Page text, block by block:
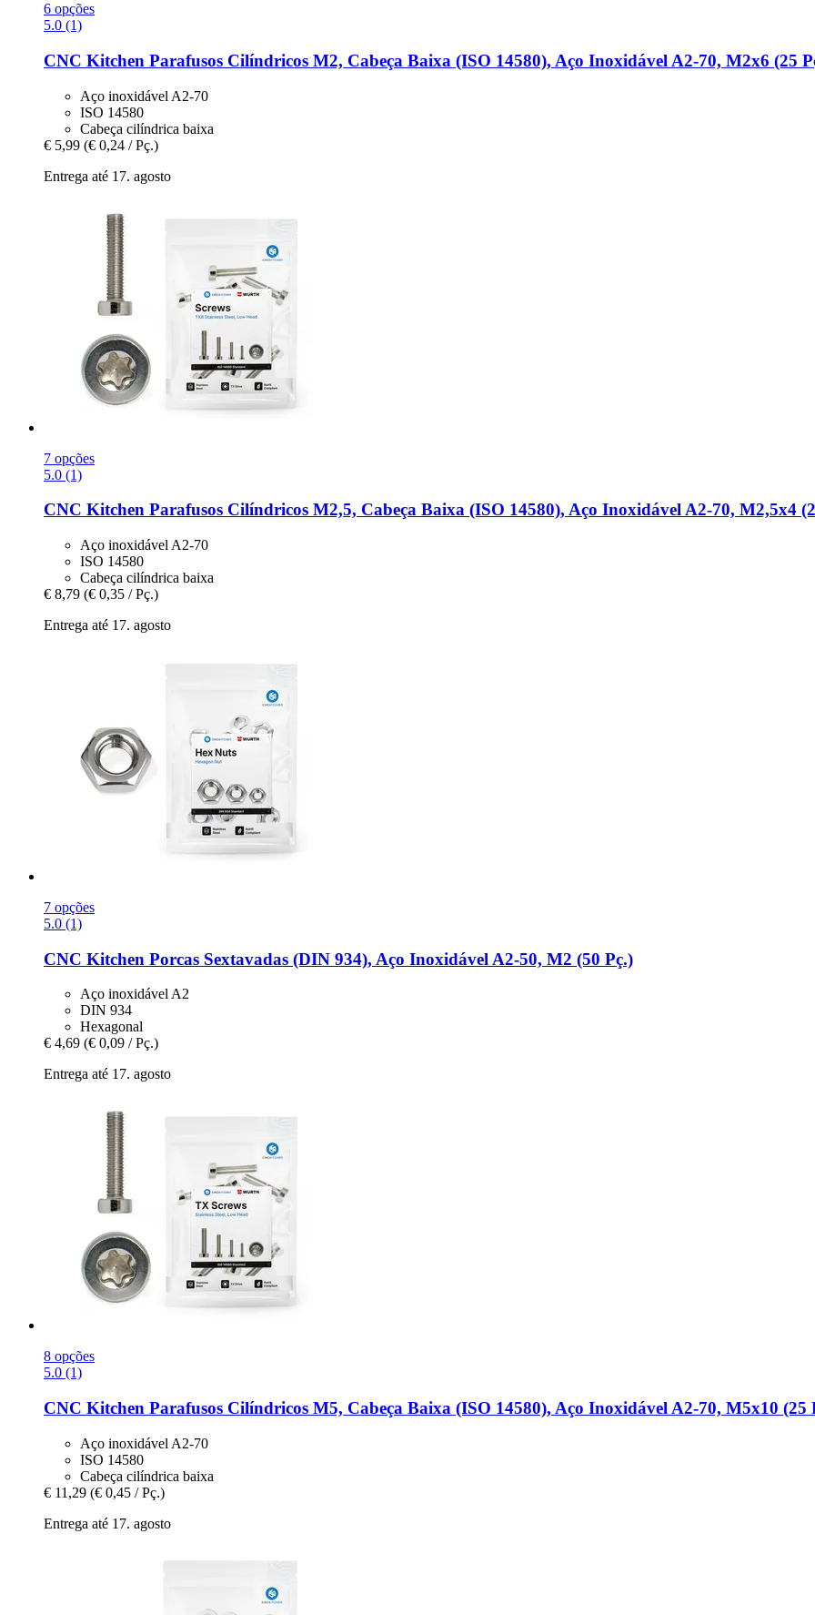
6 opções
5.0 (1)
CNC Kitchen Parafusos Cilíndricos M2, Cabeça Baixa (ISO 14580), Aço Inoxidável A2-​70, M2x6 (25
Aço inoxidável A2-70
ISO 14580
Cabeça cilíndrica baixa
€ 5,99 (€ 0,24 / Pç.)
Entrega até 17. agosto
7 opções
5.0 (1)
CNC Kitchen Parafusos Cilíndricos M2,5, Cabeça Baixa (ISO 14580), Aço Inoxidável A2-​70, M2,5x4
Aço inoxidável A2-70
ISO 14580
Cabeça cilíndrica baixa
€ 8,79 (€ 0,35 / Pç.)
Entrega até 17. agosto
7 opções
5.0 (1)
CNC Kitchen Porcas Sextavadas (DIN 934), Aço Inoxidável A2-​50, M2 (50 Pç.)
Aço inoxidável A2
DIN 934
Hexagonal
€ 4,69 (€ 0,09 / Pç.)
Entrega até 17. agosto
8 opções
5.0 (1)
CNC Kitchen Parafusos Cilíndricos M5, Cabeça Baixa (ISO 14580), Aço Inoxidável A2-​70, M5x10 (25
Aço inoxidável A2-70
ISO 14580
Cabeça cilíndrica baixa
€ 11,29 (€ 0,45 / Pç.)
Entrega até 17. agosto